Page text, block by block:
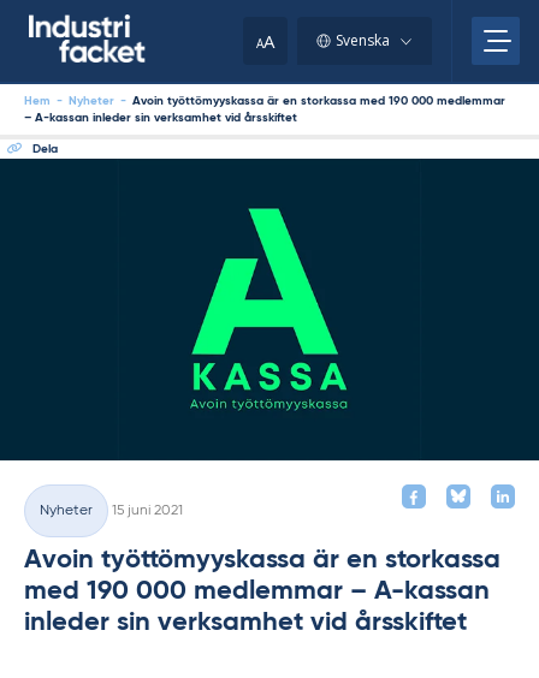
AA Svenska
Hem - Nyheter - Avoin työttömyyskassa är en storkassa med 190 000 medlemmar
– A-kassan inleder sin verksamhet vid årsskiftet
Dela
Kategorier
Nyheter
15 juni 2021
Avoin työttömyyskassa är en storkassa
med 190 000 medlemmar – A-kassan
inleder sin verksamhet vid årsskiftet